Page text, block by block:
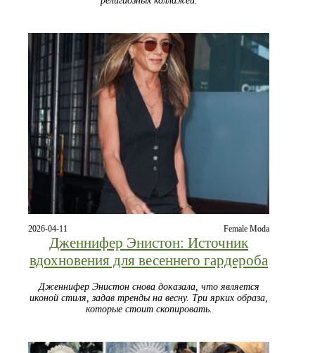
2026-04-11 Female Moda
Дженнифер Энистон: Источник
вдохновения для весеннего гардероба
Дженнифер Энистон снова доказала, что является
иконой стиля, задав тренды на весну. Три ярких образа,
которые стоит скопировать.